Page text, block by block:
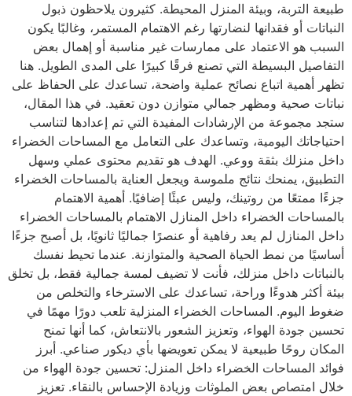
طبيعة التربة، وبيئة المنزل المحيطة. كثيرون يلاحظون ذبول
النباتات أو فقدانها لنضارتها رغم الاهتمام المستمر، وغالبًا يكون
السبب هو الاعتماد على ممارسات غير مناسبة أو إهمال بعض
التفاصيل البسيطة التي تصنع فرقًا كبيرًا على المدى الطويل. هنا
تظهر أهمية اتباع نصائح عملية واضحة، تساعدك على الحفاظ على
نباتات صحية ومظهر جمالي متوازن دون تعقيد. في هذا المقال،
ستجد مجموعة من الإرشادات المفيدة التي تم إعدادها لتناسب
احتياجاتك اليومية، وتساعدك على التعامل مع المساحات الخضراء
داخل منزلك بثقة ووعي. الهدف هو تقديم محتوى عملي وسهل
التطبيق، يمنحك نتائج ملموسة ويجعل العناية بالمساحات الخضراء
جزءًا ممتعًا من روتينك، وليس عبئًا إضافيًا. أهمية الاهتمام
بالمساحات الخضراء داخل المنازل الاهتمام بالمساحات الخضراء
داخل المنازل لم يعد رفاهية أو عنصرًا جماليًا ثانويًا، بل أصبح جزءًا
أساسيًا من نمط الحياة الصحية والمتوازنة. عندما تحيط نفسك
بالنباتات داخل منزلك، فأنت لا تضيف لمسة جمالية فقط، بل تخلق
بيئة أكثر هدوءًا وراحة، تساعدك على الاسترخاء والتخلص من
ضغوط اليوم. المساحات الخضراء المنزلية تلعب دورًا مهمًا في
تحسين جودة الهواء، وتعزيز الشعور بالانتعاش، كما أنها تمنح
المكان روحًا طبيعية لا يمكن تعويضها بأي ديكور صناعي. أبرز
فوائد المساحات الخضراء داخل المنزل: تحسين جودة الهواء من
خلال امتصاص بعض الملوثات وزيادة الإحساس بالنقاء. تعزيز